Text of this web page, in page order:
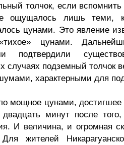
толчок, если вспомнить
ощущалось лишь теми,
цунами. Это явление
цунами.
подтвердили
случаях подземный толчок
характерными для
мощное цунами, достигшее
минут после того,
И величина, и огромная
жителей